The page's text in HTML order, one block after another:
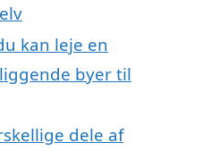
kan leje en
byer til
dele af